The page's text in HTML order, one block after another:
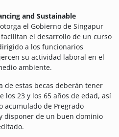
and Sustainable
el Gobierno de Singapur
facilitan el desarrollo de un curso
a los funcionarios
su actividad laboral en el
ambiente.
de estas becas deberán tener
23 y los 65 años de edad, así
acumulado de Pregrado
disponer de un buen dominio